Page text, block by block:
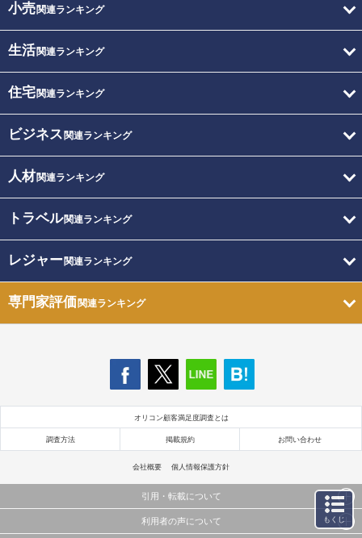
小売関連ランキング
生活関連ランキング
住宅関連ランキング
ビジネス 関連ランキング
人材関連ランキング
トラベル関連ランキング
レジャー関連ランキング
専門家評価関連ランキング
オリコン顧客満足度調査とは
調査方法 掲載規約 お問い合わせ
会社概要 個人情報保護方針
引用・転載について
当サイトで公開されている情報（文字、写真、イラスト、画像データ等）及びこれらの配置・
利用者の声について もくじ